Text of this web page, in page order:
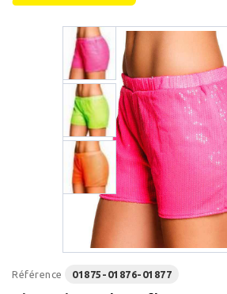
Référence 01875-01876-01877